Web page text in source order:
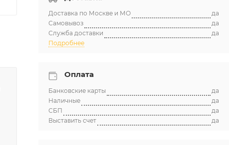
Доставка по Москве и МО
да
Самовывоз
да
Служба доставки
да
Подробнее
Оплата
Банковские карты
да
Наличные
да
СБП
да
Выставить счет
да